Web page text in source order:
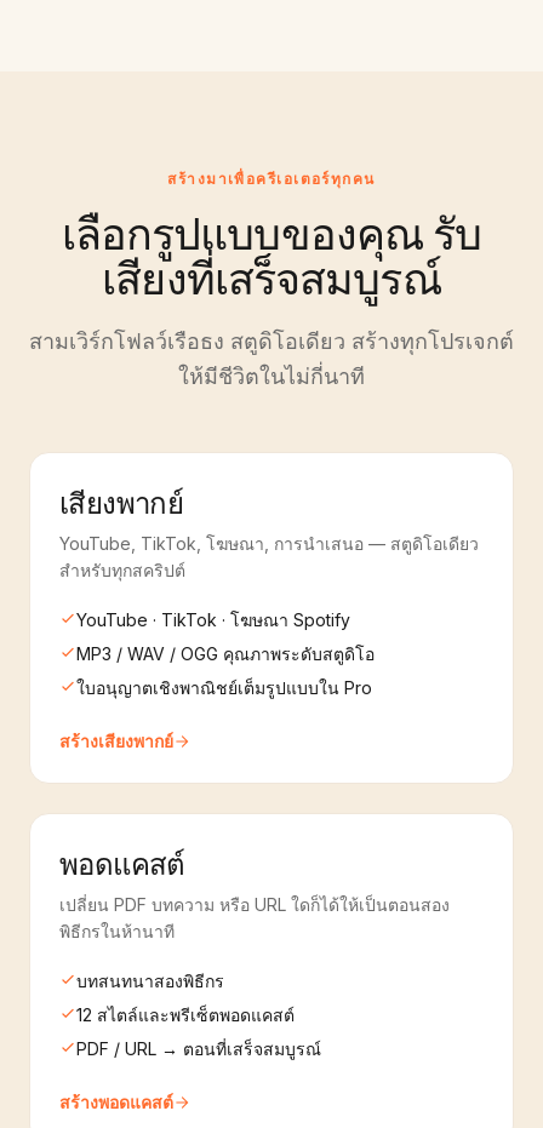
สร้างมาเพื่อครีเอเตอร์ทุกคน
เลือกรูปแบบของคุณ รับ
เสียงที่เสร็จสมบูรณ์
สามเวิร์กโฟลว์เรือธง สตูดิโอเดียว สร้างทุกโปรเจกต์
ให้มีชีวิตในไม่กี่นาที
เสียงพากย์
YouTube, TikTok, โฆษณา, การนำเสนอ — สตูดิโอเดียว
สำหรับทุกสคริปต์
YouTube · TikTok · โฆษณา Spotify
MP3 / WAV / OGG คุณภาพระดับสตูดิโอ
ใบอนุญาตเชิงพาณิชย์เต็มรูปแบบใน Pro
สร้างเสียงพากย์
พอดแคสต์
เปลี่ยน PDF บทความ หรือ URL ใดก็ได้ให้เป็นตอนสอง
พิธีกรในห้านาที
บทสนทนาสองพิธีกร
12 สไตล์และพรีเซ็ตพอดแคสต์
PDF / URL → ตอนที่เสร็จสมบูรณ์
สร้างพอดแคสต์